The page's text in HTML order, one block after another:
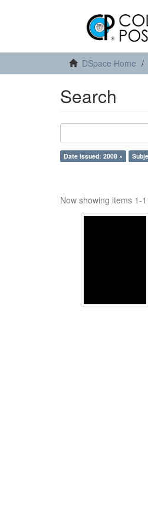
DSpace Home
Search
Date issued: 2008 ×
Now showing items 1-1